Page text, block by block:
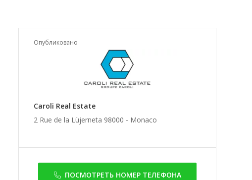
Опубликовано
Caroli Real Estate
2 Rue de la Lüjerneta 98000 - Monaco
ПОСМОТРЕТЬ НОМЕР ТЕЛЕФОНА